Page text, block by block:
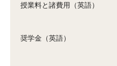
授業料と諸費用（英語）
奨学金（英語）